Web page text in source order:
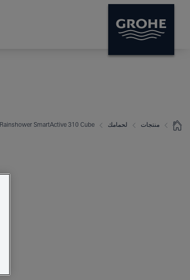
منتجات لحمامك Rainshower SmartActive 310 Cube